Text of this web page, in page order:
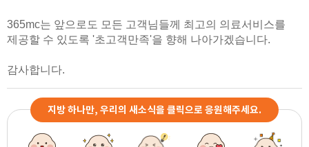
365mc는 앞으로도 모든 고객님들께 최고의 의료서비스를
제공할 수 있도록 '초고객만족'을 향해 나아가겠습니다.
감사합니다.
지방 하나만, 우리의 새소식을 클릭으로 응원해주세요.